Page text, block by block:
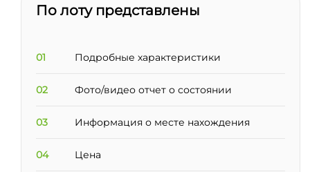
По лоту представлены
01 Подробные характеристики
02 Фото/видео отчет о состоянии
03 Информация о месте нахождения
04 Цена